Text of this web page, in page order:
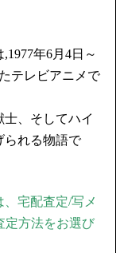
年6月4日～
テレビアニメで
、そしてハイ
られる物語で
宅配査定/写メ
定方法をお選び